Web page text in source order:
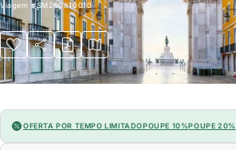
Viagem #SM260810010
OFERTA POR TEMPO LIMITADOPOUPE 10%POUPE 20%